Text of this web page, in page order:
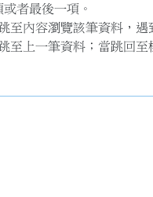
者最後一項。
跳至內容瀏覽該筆資料
至上一筆資料；當跳回